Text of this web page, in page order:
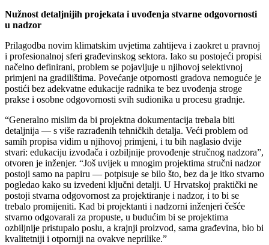
Nužnost detaljnijih projekata i uvođenja stvarne odgovornosti
u nadzor
Prilagodba novim klimatskim uvjetima zahtijeva i zaokret u pravnoj
i profesionalnoj sferi građevinskog sektora. Iako su postojeći propisi
načelno definirani, problem se pojavljuje u njihovoj selektivnoj
primjeni na gradilištima. Povećanje otpornosti gradova nemoguće je
postići bez adekvatne edukacije radnika te bez uvođenja stroge
prakse i osobne odgovornosti svih sudionika u procesu gradnje.
“Generalno mislim da bi projektna dokumentacija trebala biti
detaljnija — s više razrađenih tehničkih detalja. Veći problem od
samih propisa vidim u njihovoj primjeni, i tu bih naglasio dvije
stvari: edukaciju izvođača i ozbiljnije provođenje stručnog nadzora”,
otvoren je inženjer. “Još uvijek u mnogim projektima stručni nadzor
postoji samo na papiru — potpisuje se bilo što, bez da je itko stvarno
pogledao kako su izvedeni ključni detalji. U Hrvatskoj praktički ne
postoji stvarna odgovornost za projektiranje i nadzor, i to bi se
trebalo promijeniti. Kad bi projektanti i nadzorni inženjeri češće
stvarno odgovarali za propuste, u budućim bi se projektima
ozbiljnije pristupalo poslu, a krajnji proizvod, sama građevina, bio bi
kvalitetniji i otporniji na ovakve neprilike.”